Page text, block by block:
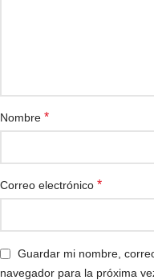
Nombre *
Correo electrónico *
Guardar mi nombre,
navegador para la próxima